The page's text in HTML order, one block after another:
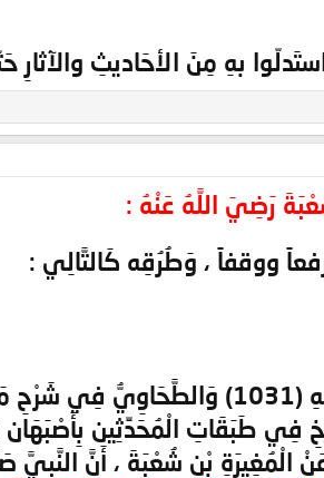
بهِ مِنَ الأحَاديثِ
رَضِيَ اللَّهُ عَنْهُ :
ووقفاً ، وَطُرُقِه كَالتَّالِي :
الْمُغِيرَةِ بْنِ شُعْبَةَ ، أَنَّ